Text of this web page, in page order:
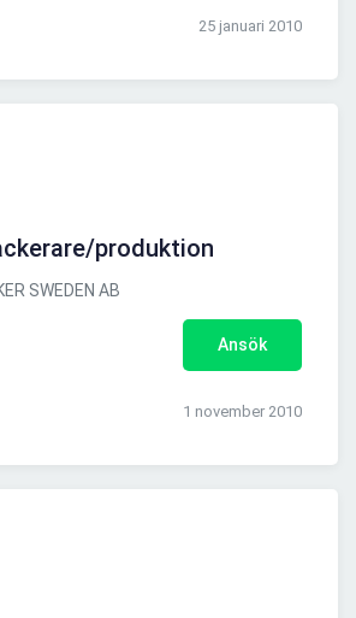
25 januari 2010
produktion
SWEDEN AB
Ansök
1 november 2010